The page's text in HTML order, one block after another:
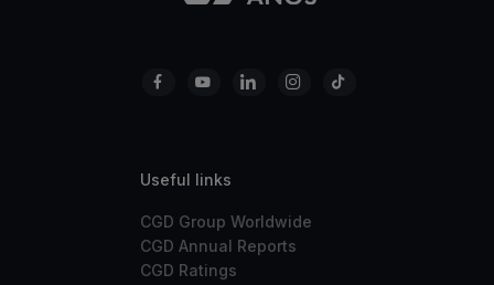
Useful links
CGD Group Worldwide
CGD Annual Reports
CGD Ratings